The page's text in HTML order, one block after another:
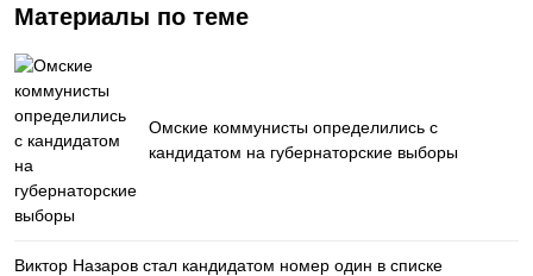
Материалы по теме
Омские коммунисты определились с
кандидатом на губернаторские выборы
Виктор Назаров стал кандидатом номер один в списке